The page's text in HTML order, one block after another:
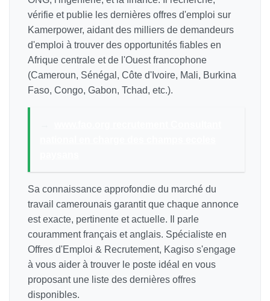
vérifie et publie les dernières offres d'emploi sur
Kamerpower, aidant des milliers de demandeurs
d'emploi à trouver des opportunités fiables en
Afrique centrale et de l'Ouest francophone
(Cameroun, Sénégal, Côte d'Ivoire, Mali, Burkina
Faso, Congo, Gabon, Tchad, etc.).
Sa connaissance approfondie du marché du
travail camerounais garantit que chaque annonce
est exacte, pertinente et actuelle. Il parle
couramment français et anglais. Spécialiste en
Offres d'Emploi & Recrutement, Kagiso s'engage
à vous aider à trouver le poste idéal en vous
proposant une liste des dernières offres
disponibles.